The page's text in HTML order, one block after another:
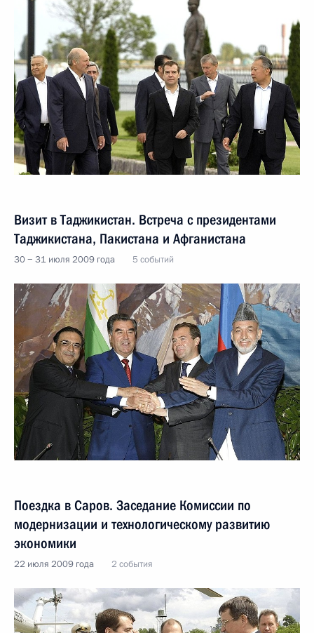
Визит в Таджикистан. Встреча с президентами
Таджикистана, Пакистана и Афганистана
30 − 31 июля 2009 года 5 событий
Поездка в Саров. Заседание Комиссии по
модернизации и технологическому развитию
экономики
22 июля 2009 года 2 события